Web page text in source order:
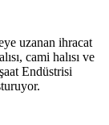
uzanan ihracat
cami halısı ve
Endüstrisi